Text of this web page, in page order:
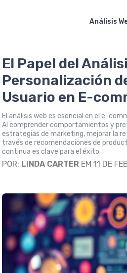
Análisis
El Papel del
Personalización
Usuario en E-
El análisis web es esencial en el e-
Al comprender comportamientos y
estrategias de marketing, mejorar la
través de recomendaciones de
continua es clave para el éxito.
POR: LINDA CARTER EM 11 DE